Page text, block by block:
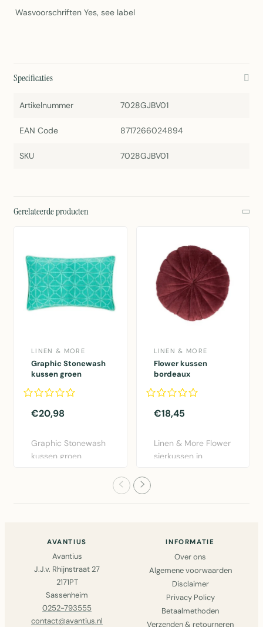
Wasvoorschriften Yes, see label
Specificaties
Artikelnummer 7028GJBV01
EAN Code 8717266024894
SKU 7028GJBV01
Gerelateerde producten
LINEN & MORE
Graphic Stonewash
kussen groen
€20,98
Graphic Stonewash
kussen groen
LINEN & MORE
Flower kussen
bordeaux
€18,45
Linen & More Flower
sierkussen in
AVANTIUS
Avantius
J.J.v. Rhijnstraat 27
2171PT
Sassenheim
0252-793555
contact@avantius.nl
INFORMATIE
Over ons
Algemene voorwaarden
Disclaimer
Privacy Policy
Betaalmethoden
Verzenden & retourneren